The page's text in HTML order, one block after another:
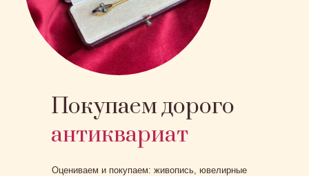
Покупаем дорого
антиквариат
Оцениваем и покупаем: живопись, ювелирные